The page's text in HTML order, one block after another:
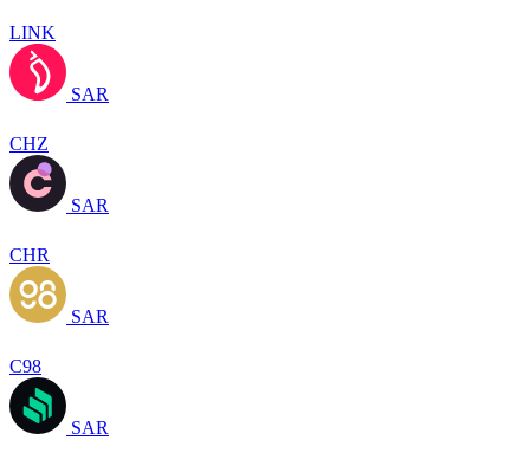
LINK
SAR
CHZ
SAR
CHR
SAR
C98
SAR